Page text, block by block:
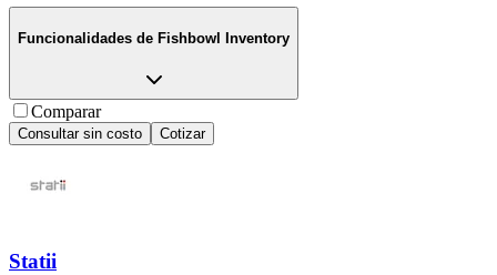
Funcionalidades de Fishbowl Inventory
Comparar
Consultar sin costo Cotizar
Statii